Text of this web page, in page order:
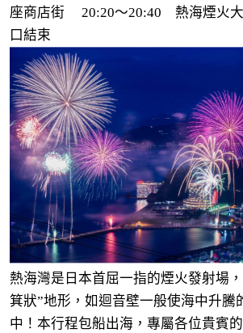
座商店街 20:20～20:40 熱海煙火大
口結束
熱海灣是日本首屈一指的煙火發射場
箕狀”地形，如迴音壁一般使海中升騰
中！本行程包船出海，專屬各位貴賓